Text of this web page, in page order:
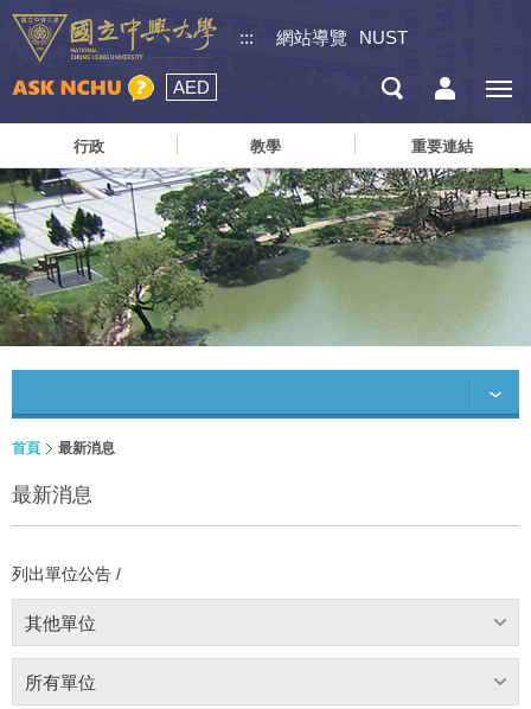
::: 網站導覽 NUST
AED
行政 教學 重要連結
首頁 最新消息
最新消息
列出單位公告 /
其他單位
所有單位